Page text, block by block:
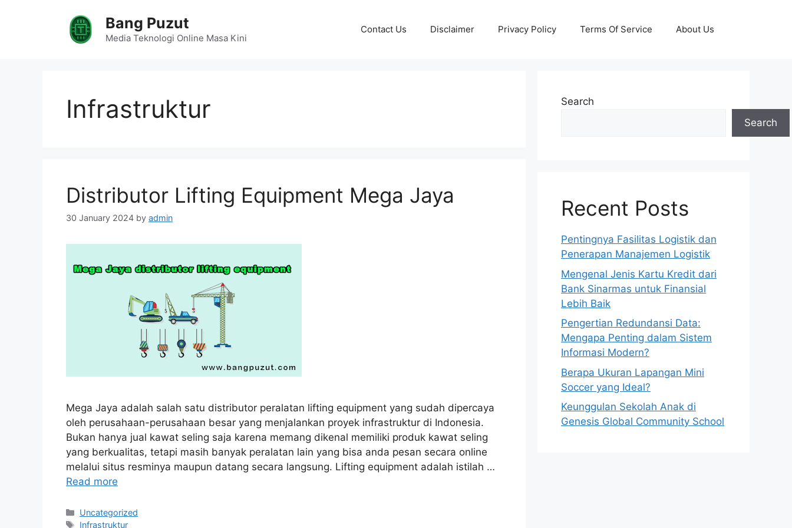
Bang Puzut
Media Teknologi Online Masa Kini
Contact Us Disclaimer Privacy Policy Terms Of Service About Us
Infrastruktur
Distributor Lifting Equipment Mega Jaya
30 January 2024 by admin
Mega Jaya adalah salah satu distributor peralatan lifting equipment yang sudah dipercaya
oleh perusahaan-perusahaan besar yang menjalankan proyek infrastruktur di Indonesia.
Bukan hanya jual kawat seling saja karena memang dikenal memiliki produk kawat seling
yang berkualitas, tetapi masih banyak peralatan lain yang bisa anda pesan secara online
melalui situs resminya maupun datang secara langsung. Lifting equipment adalah istilah …
Read more
Categories
Uncategorized
Tags
Infrastruktur
Search
Search
Recent Posts
Pentingnya Fasilitas Logistik dan
Penerapan Manajemen Logistik
Mengenal Jenis Kartu Kredit dari
Bank Sinarmas untuk Finansial
Lebih Baik
Pengertian Redundansi Data:
Mengapa Penting dalam Sistem
Informasi Modern?
Berapa Ukuran Lapangan Mini
Soccer yang Ideal?
Keunggulan Sekolah Anak di
Genesis Global Community School